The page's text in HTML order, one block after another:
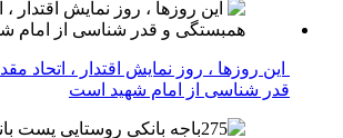
این روزها ، روز نمایش اقتدار ، اتحاد
قدر شناسی از امام شهید است